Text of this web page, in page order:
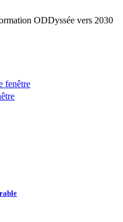
ODDyssée vers 2030
fenêtre